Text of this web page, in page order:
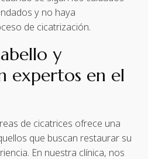
y no haya
de cicatrización.
y
expertos en el
de cicatrices ofrece una
que buscan restaurar su
En nuestra clínica, nos